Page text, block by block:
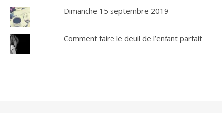
Dimanche 15 septembre 2019
Comment faire le deuil de l’enfant parfait